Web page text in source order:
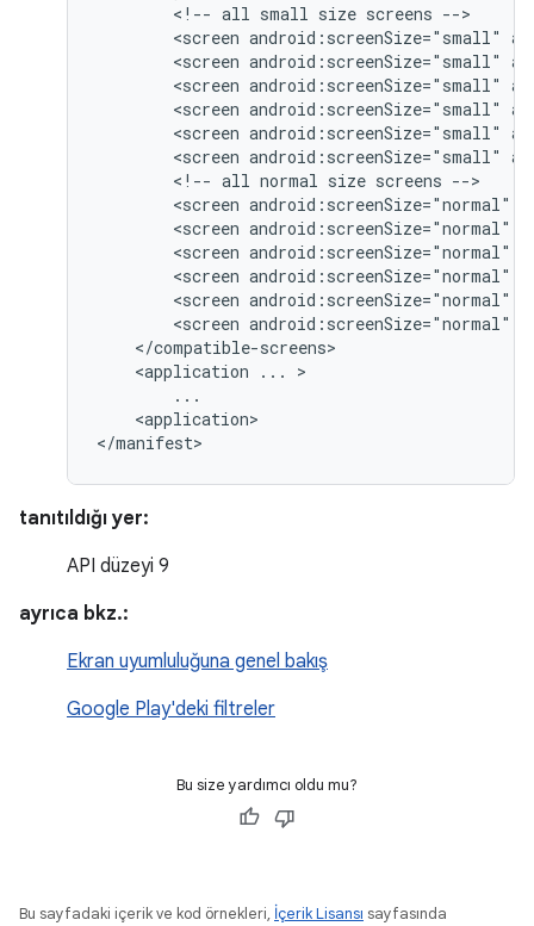
<!-- all small size screens
<screen android:screenSize="small"
<screen android:screenSize="small"
<screen android:screenSize="small"
<screen android:screenSize="small"
<screen android:screenSize="small"
<screen android:screenSize="small"
<!-- all normal size screens
<screen android:screenSize="normal"
<screen android:screenSize="normal"
<screen android:screenSize="normal"
<screen android:screenSize="normal"
<screen android:screenSize="normal"
<screen android:screenSize="normal"
<application
...
<application>
</manifest>
tanıtıldığı yer:
API düzeyi 9
ayrıca bkz.:
Ekran uyumluluğuna genel bakış
Google Play'deki filtreler
Bu size yardımcı oldu mu?
Bu sayfadaki içerik ve kod örnekleri, İçerik Lisansı sayfasında